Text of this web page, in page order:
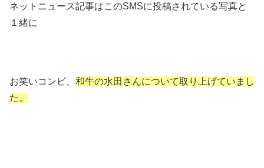
ネットニュース記事はこのSMSに投稿されている写真と
１緒に
お笑いコンビ、 和牛の水田さんについて取り上げていまし
た。